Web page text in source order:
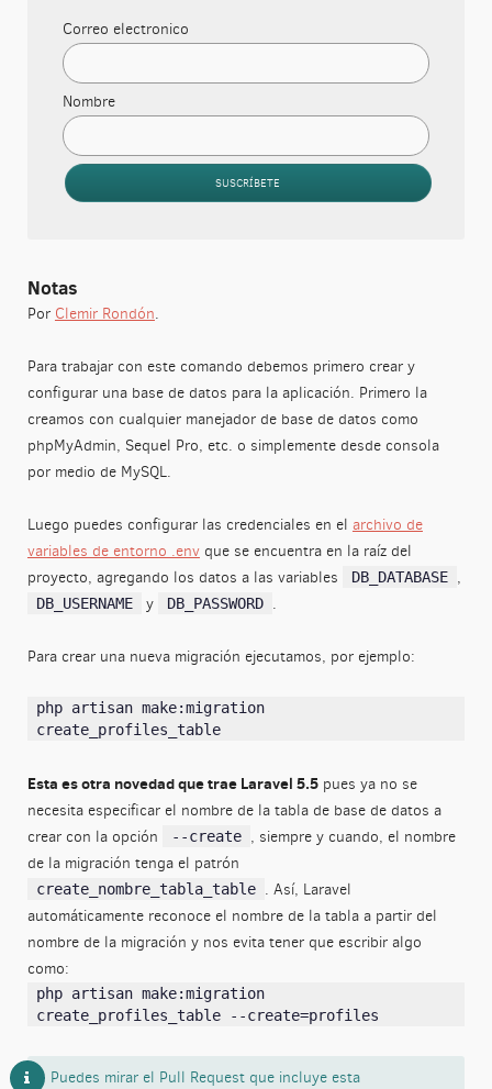
Correo electronico
Nombre
SUSCRÍBETE
Notas
Por Clemir Rondón.
Para trabajar con este comando debemos primero crear y
configurar una base de datos para la aplicación. Primero la
creamos con cualquier manejador de base de datos como
phpMyAdmin, Sequel Pro, etc. o simplemente desde consola
por medio de MySQL.
Luego puedes configurar las credenciales en el archivo de
variables de entorno .envque se encuentra en la raíz del
proyecto, agregando los datos a las variables
DB_DATABASE ,
DB_USERNAME y DB_PASSWORD .
Para crear una nueva migración ejecutamos, por ejemplo:
php artisan make:migration
create_profiles_table
Esta es otra novedad que trae Laravel 5.5pues ya no se
necesita especificar el nombre de la tabla de base de datos a
crear con la opción
--create , siempre y cuando, el nombre
de la migración tenga el patrón
create_nombre_tabla_table . Así, Laravel
automáticamente reconoce el nombre de la tabla a partir del
nombre de la migración y nos evita tener que escribir algo
como:
php artisan make:migration
create_profiles_table --create=profiles
Puedes mirar el Pull Request que incluye esta